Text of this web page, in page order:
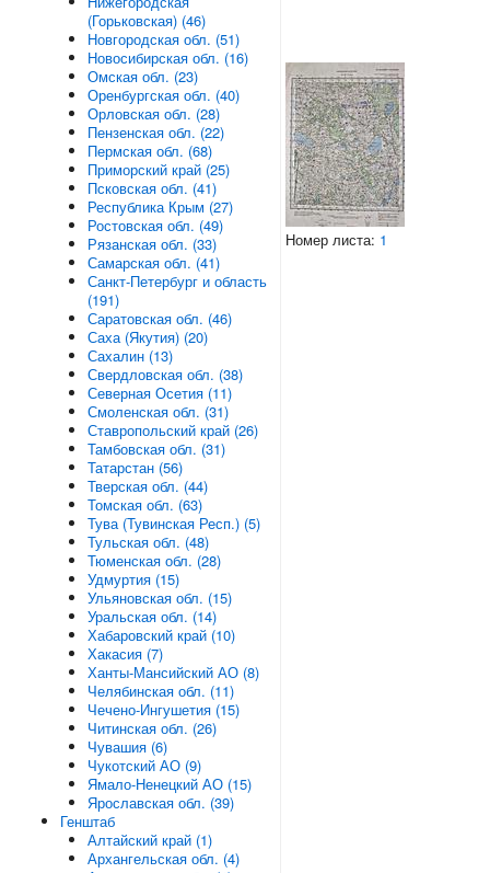
Номер листа: 1
(Горьковская) (46)
Новгородская обл. (51)
Новосибирская обл. (16)
Омская обл. (23)
Оренбургская обл. (40)
Орловская обл. (28)
Пензенская обл. (22)
Пермская обл. (68)
Приморский край (25)
Псковская обл. (41)
Республика Крым (27)
Ростовская обл. (49)
Рязанская обл. (33)
Самарская обл. (41)
Санкт-Петербург и область
(191)
Саратовская обл. (46)
Саха (Якутия) (20)
Сахалин (13)
Свердловская обл. (38)
Северная Осетия (11)
Смоленская обл. (31)
Ставропольский край (26)
Тамбовская обл. (31)
Татарстан (56)
Тверская обл. (44)
Томская обл. (63)
Тува (Тувинская Респ.) (5)
Тульская обл. (48)
Тюменская обл. (28)
Удмуртия (15)
Ульяновская обл. (15)
Уральская обл. (14)
Хабаровский край (10)
Хакасия (7)
Ханты-Мансийский АО (8)
Челябинская обл. (11)
Чечено-Ингушетия (15)
Читинская обл. (26)
Чувашия (6)
Чукотский АО (9)
Ямало-Ненецкий АО (15)
Ярославская обл. (39)
Генштаб
Алтайский край (1)
Архангельская обл. (4)